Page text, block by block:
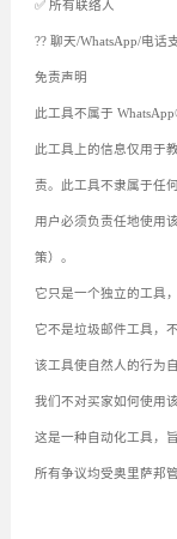
✅ 所有联络人
?‍? 聊天/WhatsApp/电话
免责声明
此工具不属于
此工具上的信息仅用于
责。此工具不隶属于任
用户必须负责任地使用
策）。
它只是一个独立的工具
它不是垃圾邮件工具，
该工具使自然人的行为
我们不对买家如何使用
这是一种自动化工具，
所有争议均受奥里萨邦管